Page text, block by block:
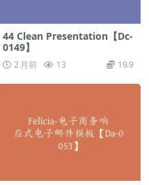
44 Clean Presentation【Dc-
0149】
2 月前 13 19.9